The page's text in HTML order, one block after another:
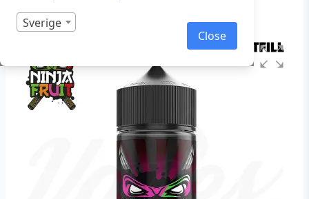
Sverige
Close
Slut i lager